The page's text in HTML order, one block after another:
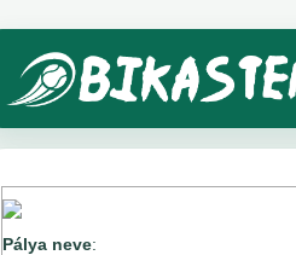
Pálya neve: